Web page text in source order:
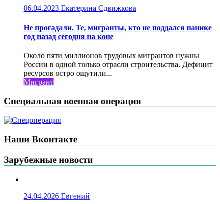
06.04.2023 Екатерина Сдвижкова
Не прогадали. Те, мигранты, кто не поддался панике
год назад сегодня на коне
Около пяти миллионов трудовых мигрантов нужны
России в одной только отрасли строительства. Дефицит
ресурсов остро ощутили...
Мигрант
Специальная военная операция
Наши Вконтакте
Зарубежные новости
24.04.2026 Евгений